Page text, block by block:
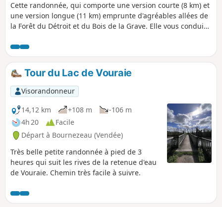
Cette randonnée, qui comporte une version courte (8 km) et
une version longue (11 km) emprunte d'agréables allées de
la Forêt du Détroit et du Bois de la Grave. Elle vous conduira
Tour du Lac de Vouraie
Visorandonneur
14,12 km
+108 m
-106 m
4h 20
Facile
Départ à Bournezeau (Vendée)
Très belle petite randonnée à pied de 3
heures qui suit les rives de la retenue d'eau
de Vouraie. Chemin très facile à suivre.